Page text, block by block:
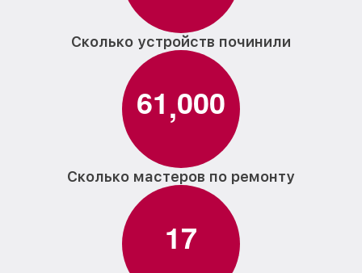
Сколько устройств починили
61,000
Сколько мастеров по ремонту
17